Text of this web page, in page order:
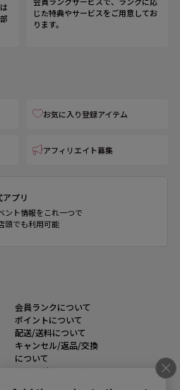
じた特典やサービスをご用意してお
ります。
お気に入り登録アイテム
アフィリエイト募集
プリ
ント情報をこれ一つで
頭でも利用可能
会員ランクについて
ポイントについて
配送/送料について
キャンセル/返品/交換
について
メルマガについて